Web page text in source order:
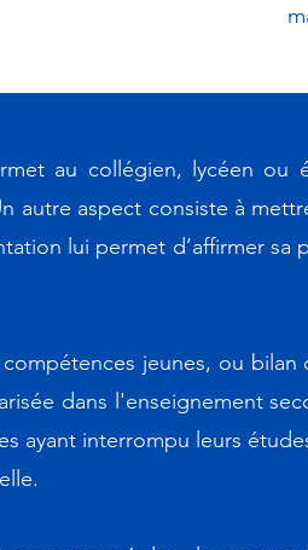
au collégien, lycéen ou
autre aspect consiste à
lui permet d’affirmer
jeunes, ou
dans l'enseignement
ayant interrompu leurs